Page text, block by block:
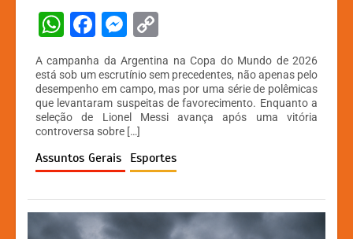
W
at
s
A
p
p
F
a
c
e
b
o
o
k
M
s
s
e
n
g
er
p
y
Li
n
k
A campanha da Argentina na Copa do Mundo de 2026
está sob um escrutínio sem precedentes, não apenas pelo
desempenho em campo, mas por uma série de polêmicas
que levantaram suspeitas de favorecimento. Enquanto a
seleção de Lionel Messi avança após uma vitória
controversa sobre […]
Assuntos Gerais Esportes